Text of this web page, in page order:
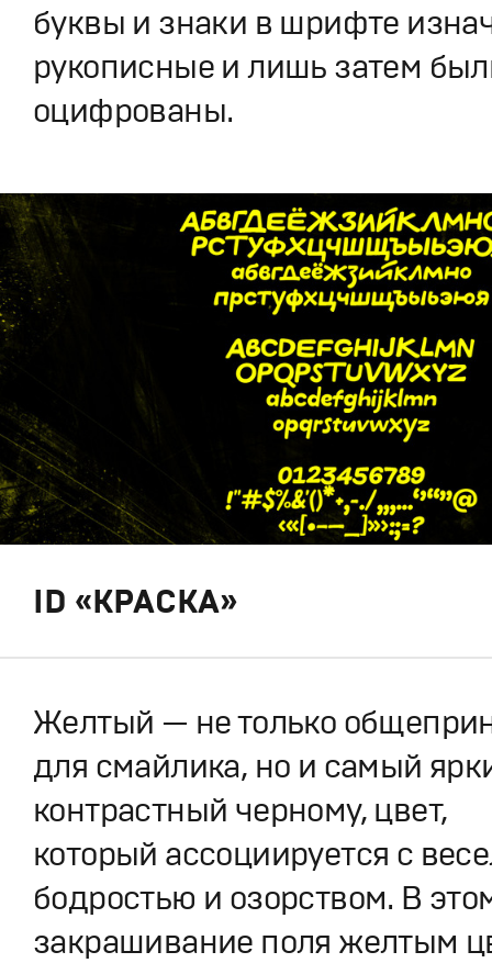
буквы и знаки в шрифте
рукописные и лишь затем
оцифрованы.
ID «КРАСКА»
Желтый — не только
для смайлика, но и самый
контрастный черному, цвет,
который ассоциируется с
бодростью и озорством. В
закрашивание поля желтым